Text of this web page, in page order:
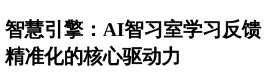
智慧引擎：AI智习室学习反馈
精准化的核心驱动力